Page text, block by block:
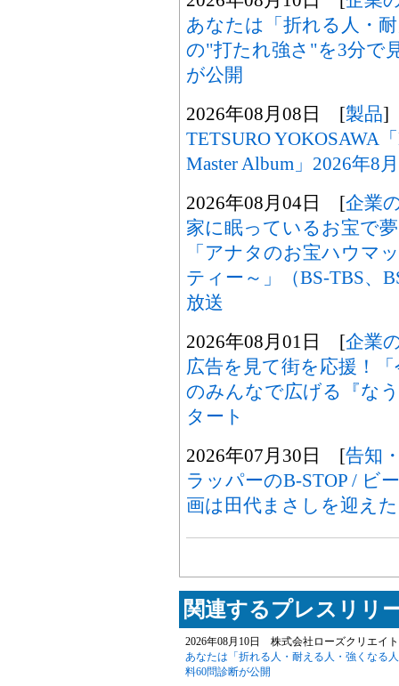
あなたは「折れる人・
の"打たれ強さ"を3分で
が公開
2026年08月08日 [製品]
TETSURO YOKOSAWA
Master Album」2026年8
2026年08月04日 [企業
家に眠っているお宝で
「アナタのお宝ハウマ
ティー～」（BS-TBS、
放送
2026年08月01日 [企業
広告を見て街を応援！
のみんなで広げる『な
タート
2026年07月30日 [告知
ラッパーのB-STOP / ビ
画は田代まさしを迎え
関連するプレスリリ
2026年08月10日 株式会社ローズクリエイ
あなたは「折れる人・耐える人・強くなる
料60問診断が公開